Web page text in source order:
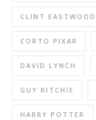
CLINT EASTWOOD
CORTO PIXAR
DAVID LYNCH
GUY RITCHIE
HARRY POTTER